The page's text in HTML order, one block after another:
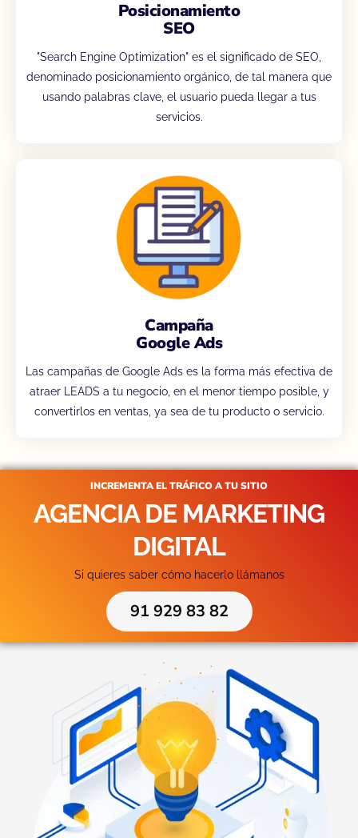
Posicionamiento
SEO
"Search Engine Optimization" es el significado de SEO,
denominado posicionamiento orgánico, de tal manera que
usando palabras clave, el usuario pueda llegar a tus
servicios.
Campaña
Google Ads
Las campañas de Google Ads es la forma más efectiva de
atraer LEADS a tu negocio, en el menor tiempo posible, y
convertirlos en ventas, ya sea de tu producto o servicio.
INCREMENTA EL TRÁFICO A TU SITIO
AGENCIA DE MARKETING
DIGITAL
Si quieres saber cómo hacerlo llámanos
91 929 83 82